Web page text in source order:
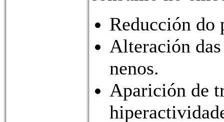
Reducción do
Alteración
nenos.
Aparición de